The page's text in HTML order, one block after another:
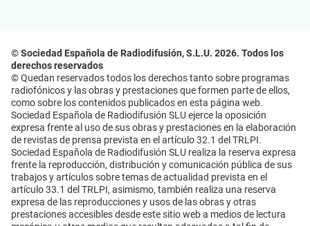
© Sociedad Española de Radiodifusión, S.L.U. 2026. Todos los
derechos reservados
© Quedan reservados todos los derechos tanto sobre programas
radiofónicos y las obras y prestaciones que formen parte de ellos,
como sobre los contenidos publicados en esta página web.
Sociedad Española de Radiodifusión SLU ejerce la oposición
expresa frente al uso de sus obras y prestaciones en la elaboración
de revistas de prensa prevista en el artículo 32.1 del TRLPI.
Sociedad Española de Radiodifusión SLU realiza la reserva expresa
frente la reproducción, distribución y comunicación pública de sus
trabajos y artículos sobre temas de actualidad prevista en el
artículo 33.1 del TRLPI, asimismo, también realiza una reserva
expresa de las reproducciones y usos de las obras y otras
prestaciones accesibles desde este sitio web a medios de lectura